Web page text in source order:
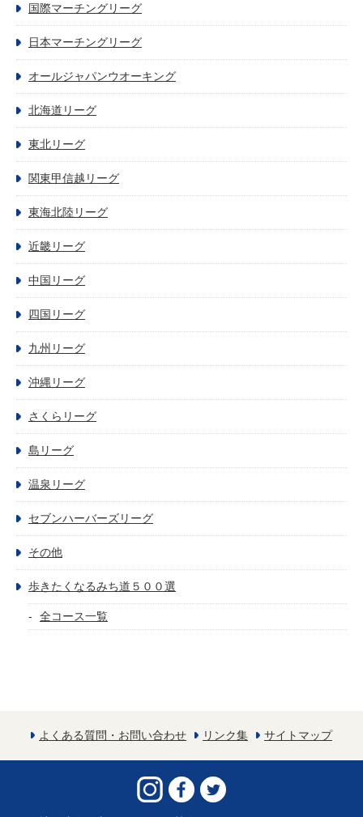
国際マーチングリーグ
日本マーチングリーグ
オールジャパンウオーキング
北海道リーグ
東北リーグ
関東甲信越リーグ
東海北陸リーグ
近畿リーグ
中国リーグ
四国リーグ
九州リーグ
沖縄リーグ
さくらリーグ
島リーグ
温泉リーグ
セブンハーバーズリーグ
その他
歩きたくなるみち道５００選
全コース一覧
よくある質問・お問い合わせ リンク集 サイトマップ